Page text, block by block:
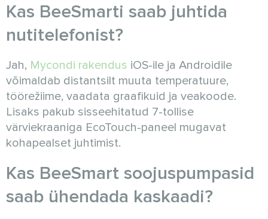
Kas BeeSmarti saab juhtida
nutitelefonist?
Jah, Mycondi rakendus iOS-ile ja Androidile
võimaldab distantsilt muuta temperatuure,
töörežiime, vaadata graafikuid ja veakoode.
Lisaks pakub sisseehitatud 7-tollise
värviekraaniga EcoTouch-paneel mugavat
kohapealset juhtimist.
Kas BeeSmart soojuspumpasid
saab ühendada kaskaadi?